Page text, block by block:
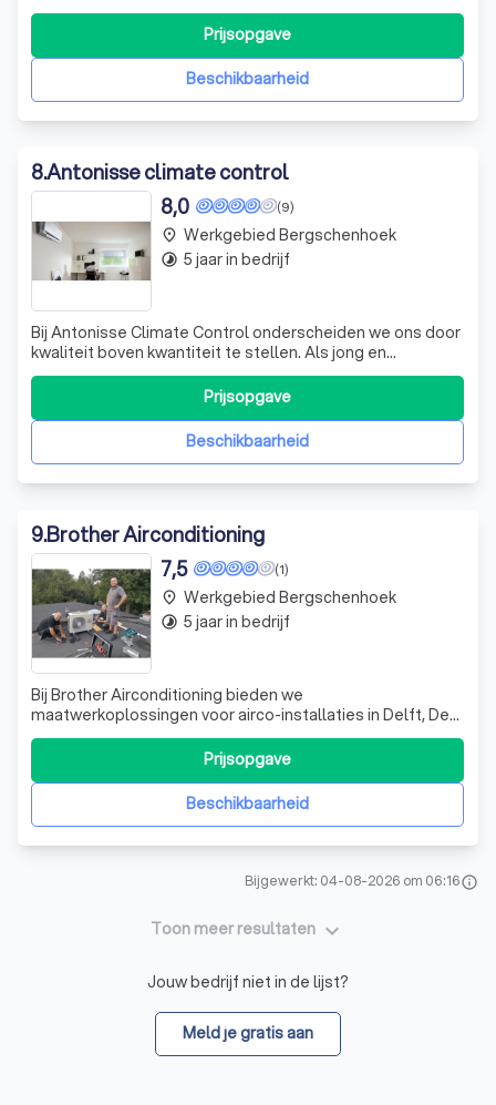
denken met u mee en bieden een compleet pakket aan
installaties en onderhoud, zowel voor nieuwbouw als
renovatieprojecten. Onze expertise ligt in het ontwerpen
en adviseren van gebouwgebon
Beschikbaarheid
Prijsopgave
8.Antonisse climate control
(9)
8,0
Bij Antonisse Climate Control onderscheiden we ons door
kwaliteit boven kwantiteit te stellen. Als jong en
dynamisch bedrijf bieden we een breed scala aan
klimaatoplossingen, van airconditioning tot
luchtbehandeling. Onze expertise in diverse systemen,
zoals single-split units en VRF-systemen, stelt
Beschikbaarheid
Prijsopgave
place Werkgebied Bergschenhoek
timelapse 5 jaar in bedrijf
9.Brother Airconditioning
(1)
7,5
Bij Brother Airconditioning bieden we
maatwerkoplossingen voor airco-installaties in Delft, Den
Haag, Zoetermeer en omgeving. Met onze ervaren vaklui
garanderen we uitstekende service en onderhoud voor
zowel particulieren als bedrijven. Vraag vandaag nog een
gratis offerte aan en ontdek wat wij voor
Beschikbaarheid
Prijsopgave
place Werkgebied Bergschenhoek
timelapse 5 jaar in bedrijf
Bijgewerkt: 04-08-2026 om 06:16info
Toon meer resultaten keyboard_arrow_down
Jouw bedrijf niet in de lijst?
Meld je gratis aan